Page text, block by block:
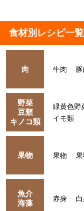
食材別レシピ一覧
肉 牛肉
野菜
豆類
キノコ類
緑黄色野
イモ類
果物 果物
魚介
海藻
赤身